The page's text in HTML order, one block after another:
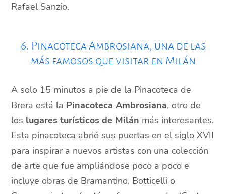
Rafael Sanzio.
6. Pinacoteca Ambrosiana, una de las
más famosos que visitar en Milán
A solo 15 minutos a pie de la Pinacoteca de
Brera está la Pinacoteca Ambrosiana, otro de
los lugares turísticos de Milán más interesantes.
Esta pinacoteca abrió sus puertas en el siglo XVII
para inspirar a nuevos artistas con una colección
de arte que fue ampliándose poco a poco e
incluye obras de Bramantino, Botticelli o